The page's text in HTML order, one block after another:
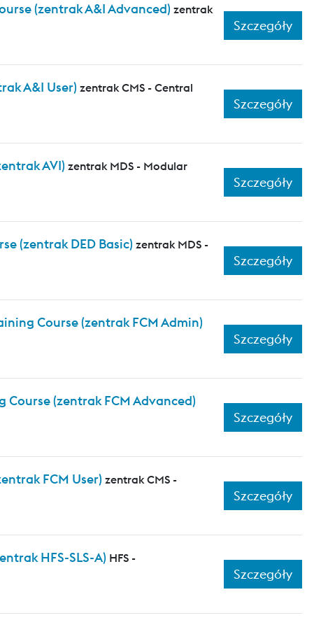
(zentrak A&I Advanced) zentrak
Szczegóły
A&I User) zentrak CMS - Central
Szczegóły
AVI) zentrak MDS - Modular
Szczegóły
(zentrak DED Basic) zentrak MDS -
Szczegóły
Course (zentrak FCM Admin)
Szczegóły
(zentrak FCM Advanced)
Szczegóły
FCM User) zentrak CMS -
Szczegóły
HFS-SLS-A) HFS -
Szczegóły